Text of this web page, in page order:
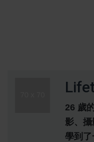
26 歲
影、
學到了